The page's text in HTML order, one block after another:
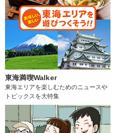
東海満喫Walker
東海エリアを楽しむためのニュースや
トピックスを大特集